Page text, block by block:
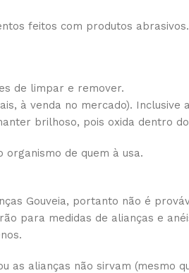
feitos com produtos abrasivos.
de limpar e remover.
à venda no mercado).
brilhoso, pois oxida dentro
de quem à usa.
Gouveia, portanto não é
para medidas de alianças e
alianças não sirvam (mesmo